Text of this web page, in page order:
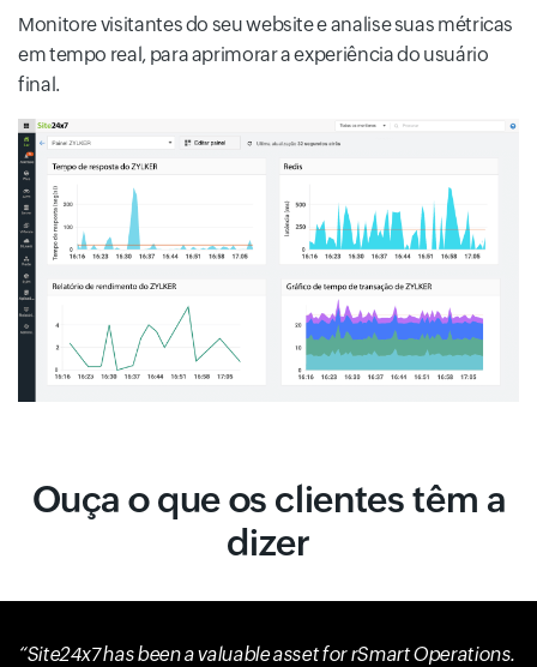
Monitore visitantes do seu website e analise suas métricas
em tempo real, para aprimorar a experiência do usuário
final.
Ouça o que os clientes têm a
dizer
Site24x7 has been a valuable asset for rSmart Operations.